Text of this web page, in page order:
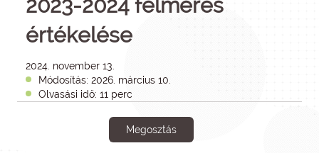
2023-2024 felmérés
értékelése
2024. november 13.
Módosítás: 2026. március 10.
Olvasási idő: 11 perc
Megosztás